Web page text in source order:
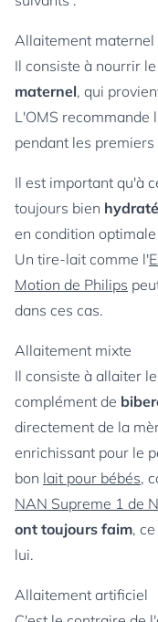
Allaitement maternel
Il consiste à nourrir
maternel, qui
L'OMS
pendant les premiers
Il est important qu'à
toujours bien
en condition
Un tire-lait comme l'
Motion de Philips
dans ces cas.
Allaitement mixte
Il consiste à allaiter
complément de
directement de la
enrichissant pour le
bon lait pour bébés,
NAN Supreme 1 de
ont toujours faim,
lui.
Allaitement artificiel